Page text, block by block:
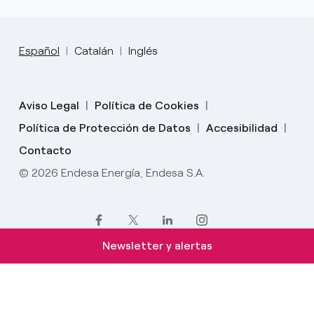
Español Catalán Inglés
Aviso Legal
Política de Cookies
Política de Protección de Datos
Accesibilidad
Contacto
© 2026 Endesa Energía, Endesa S.A.
Newsletter y alertas